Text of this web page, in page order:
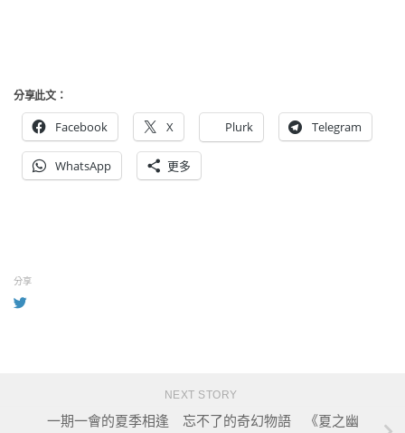
分享此文：
Facebook X Plurk Telegram
WhatsApp 更多
分享
NEXT STORY
一期一會的夏季相逢 忘不了的奇幻物語 《夏之幽